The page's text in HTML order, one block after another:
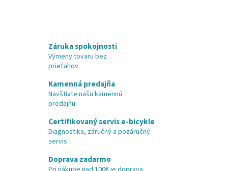
Záruka spokojnosti
Výmeny tovaru bez
prieťahov
Kamenná predajňa
Navštívte našu kamennú
predajňu
Certifikovaný servis e-bicykle
Diagnostika, záručný a pozáručný
servis
Doprava zadarmo